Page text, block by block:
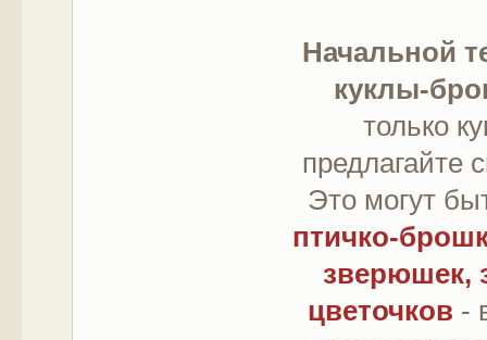
Начальной
куклы-
только
предлагайте
Это могут
птичко-
зверюшек,
цветочков -